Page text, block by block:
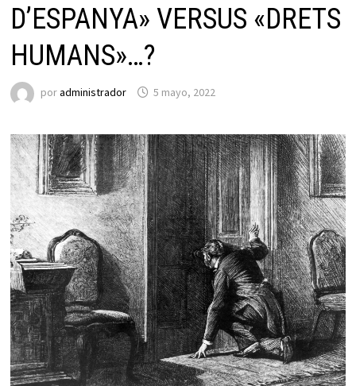
D’ESPANYA» VERSUS «DRETS
HUMANS»…?
poradministrador 5 mayo, 2022